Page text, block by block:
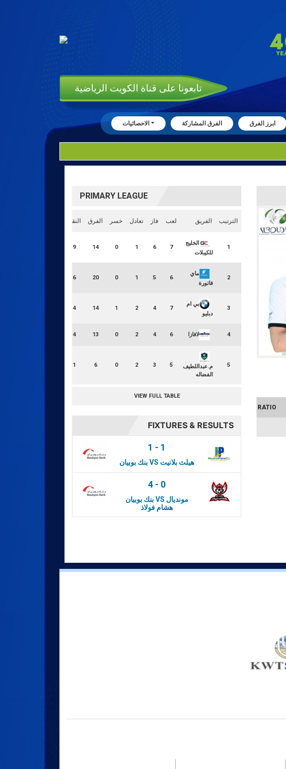
تابعونا على قناة الكويت الرياضية
الاحصائيات الفرق المشاركة ابرز الفرق
DRAW RATIO
20.00
PRIMARY LEAGUE
الترتيب الفريق لعب فاز تعادل خسر الفرق النقاط
1
الخليج
للكيبلات
7
6
1
0
14
19
2
ماي
فاتورة
6
5
1
0
20
16
3
بي ام
دبليو
7
4
2
1
14
14
4 لافازا 6
4
2
0
13
14
5
م.عبداللطيف
الفضاله
5
3
2
0
6
11
VIEW FULL TABLE
FIXTURES & RESULTS
1 - 1
بنك بوبيان VS هيلث بلانيت
4 - 0
بنك بوبيان VS مونديال
هشام فولاذ